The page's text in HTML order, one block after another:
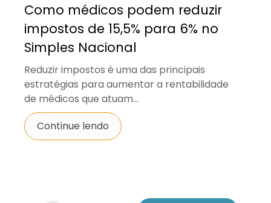
Como médicos podem reduzir
impostos de 15,5% para 6% no
Simples Nacional
Reduzir impostos é uma das principais
estratégias para aumentar a rentabilidade
de médicos que atuam...
Continue lendo